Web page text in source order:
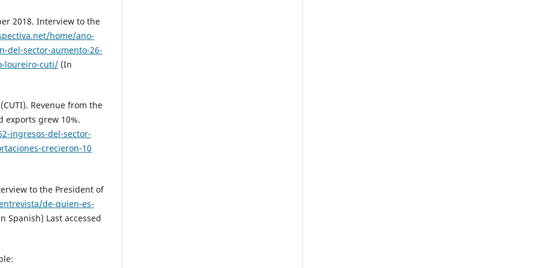
2018. Interview to the
home/ano-
del-sector-aumento-26-
loureiro-cuti/ (In
Revenue from the
exports grew 10%.
ingresos-del-sector-
crecieron-10
to the President of
de-quien-es-
Spanish) Last accessed